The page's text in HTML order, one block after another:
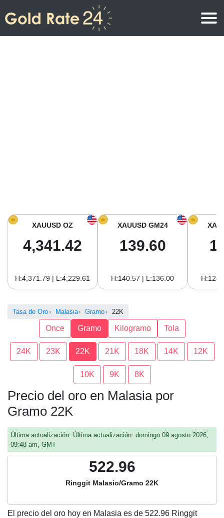
Precio del Oro hoy en América del sur
XAUUSD OZ
4,341.42
H:4,371.79 | L:4,229.61
XAUUSD GM24
139.60
H:140.57 | L:136.00
Tasa de Oro Malasia Gramo 22K
Once Gramo Kilogramo Tola
24K 23K 22K 21K 18K 14K 12K
10K 9K 8K
Precio del oro en Malasia por
Gramo 22K
Última actualización: Última actualización: domingo 09 agosto 2026,
09:48 am, GMT
522.96
Ringgit Malasio/Gramo 22K
El precio del oro hoy en Malasia es de 522.96 Ringgit